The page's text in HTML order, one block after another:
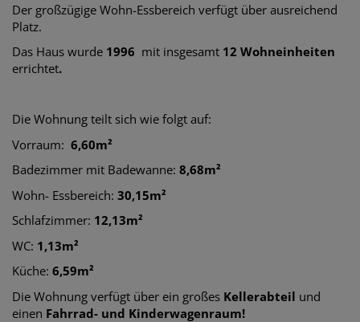
Der großzügige Wohn-Essbereich verfügt über ausreichend
Platz.
Das Haus wurde 1996 mit insgesamt 12 Wohneinheiten
errichtet.
Die Wohnung teilt sich wie folgt auf:
Vorraum: 6,60m²
Badezimmer mit Badewanne: 8,68m²
Wohn- Essbereich: 30,15m²
Schlafzimmer: 12,13m²
WC: 1,13m²
Küche: 6,59m²
Die Wohnung verfügt über ein großes Kellerabteil und
einen Fahrrad- und Kinderwagenraum!